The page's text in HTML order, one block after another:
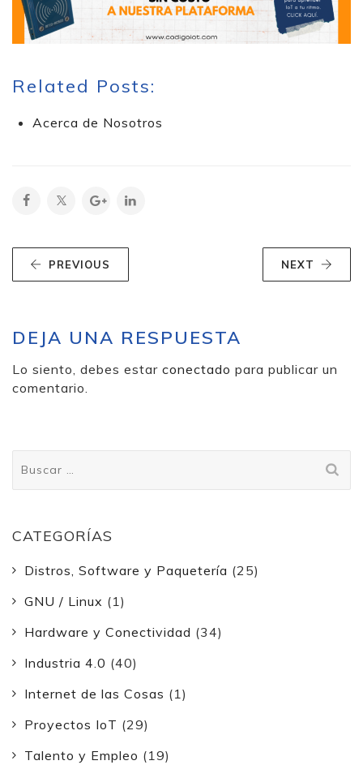
Related Posts:
Acerca de Nosotros
PREVIOUS NEXT
DEJA UNA RESPUESTA
Lo siento, debes estar conectado para publicar un
comentario.
CATEGORÍAS
Distros, Software y Paquetería (25)
GNU / Linux (1)
Hardware y Conectividad (34)
Industria 4.0 (40)
Internet de las Cosas (1)
Proyectos IoT (29)
Talento y Empleo (19)